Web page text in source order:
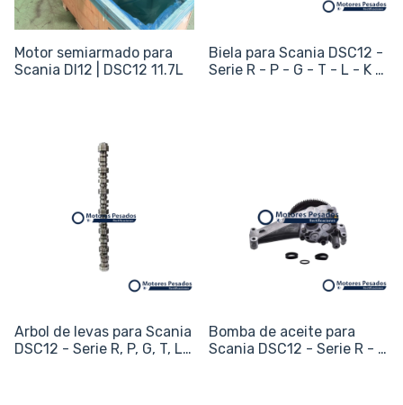
Motor semiarmado para
Scania DI12 | DSC12 11.7L
Biela para Scania DSC12 -
Serie R - P - G - T - L - K /
Arbol de levas para Scania
DSC12 - Serie R, P, G, T, L,
Bomba de aceite para
Scania DSC12 - Serie R - P